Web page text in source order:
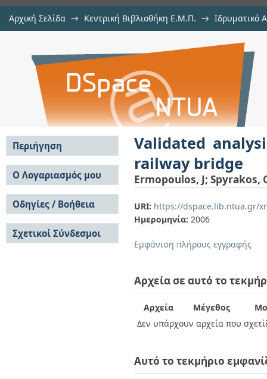
Αρχική Σελίδα → Κεντρική Βιβλιοθήκη Ε.Μ.Π. → Ιδρυματικό
Validated analysis and
Validated
railway bridge
Ermopoulos, J; Spyrakos,
URI: https://dspace.lib.ntua.gr/
Ημερομηνία: 2006
Εμφάνιση πλήρους εγγραφής
Αρχεία σε αυτό το
Αρχεία Μέγεθος
Δεν υπάρχουν αρχεία που
Αυτό το τεκμήριο
Περιήγηση
Σε όλο το DSpace
Κοινότητες & Συλλογές
Ανά Ημερομηνία
Έκδοσης
Συγγραφείς
Τίτλοι
Θέματα
Ο Λογαριασμός μου
Σύνδεση
Εγγραφή
Οδηγίες / Βοήθεια
Οδηγίες Υποβολής
Οδηγίες Χρήσης ΙΑ
Συχνές Ερωτήσεις
Σχετικοί Σύνδεσμοι